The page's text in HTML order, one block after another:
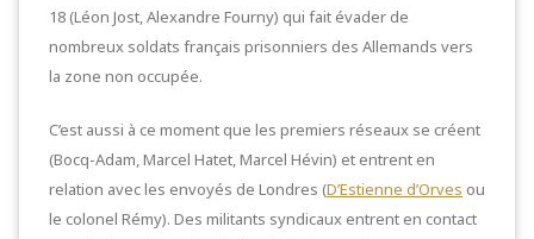
18 (Léon Jost, Alexandre Fourny) qui fait évader de
nombreux soldats français prisonniers des Allemands vers
la zone non occupée.
C’est aussi à ce moment que les premiers réseaux se créent
(Bocq-Adam, Marcel Hatet, Marcel Hévin) et entrent en
relation avec les envoyés de Londres (D’Estienne d’Orves ou
le colonel Rémy). Des militants syndicaux entrent en contact